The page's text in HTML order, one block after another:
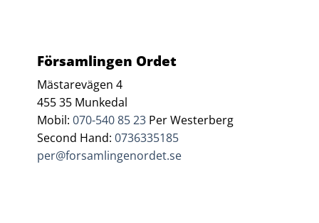
Församlingen Ordet
Mästarevägen 4
455 35 Munkedal
Mobil:070-540 85 23 Per Westerberg
Second Hand:0736335185
per@forsamlingenordet.se